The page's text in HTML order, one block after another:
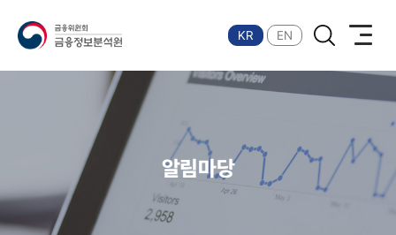
KR EN
금융위원회 금융정보분석원
알림마당